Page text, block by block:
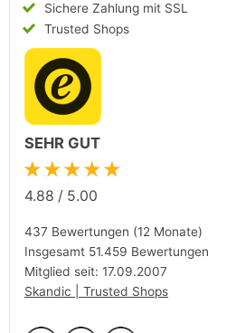
Sichere Zahlung mit SSL
Trusted Shops
SEHR GUT
★★★★★
4.88 / 5.00
437 Bewertungen (12 Monate)
Insgesamt 51.459 Bewertungen
Mitglied seit: 17.09.2007
Skandic | Trusted Shops